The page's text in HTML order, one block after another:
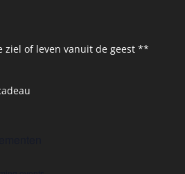
ziel of leven vanuit de geest **